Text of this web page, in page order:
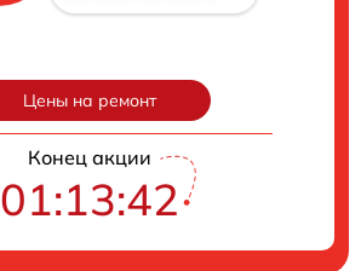
Цены на ремонт
Конец акции
01:13:41